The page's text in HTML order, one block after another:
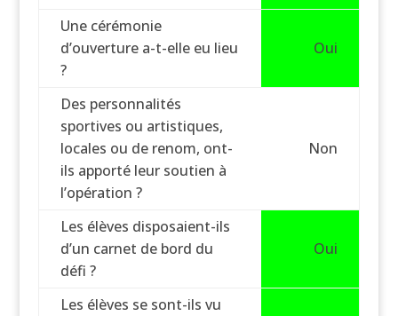
Une cérémonie
d’ouverture a-t-elle eu lieu
?
Oui
Des personnalités
sportives ou artistiques,
locales ou de renom, ont-
ils apporté leur soutien à
l’opération ?
Non
Les élèves disposaient-ils
d’un carnet de bord du
défi ?
Oui
Les élèves se sont-ils vu